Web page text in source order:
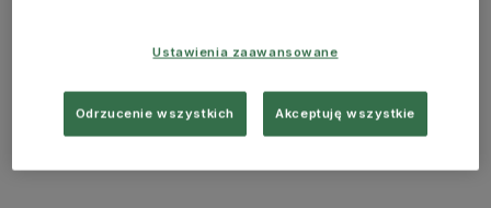
Ustawienia zaawansowane
Odrzucenie wszystkich Akceptuję wszystkie